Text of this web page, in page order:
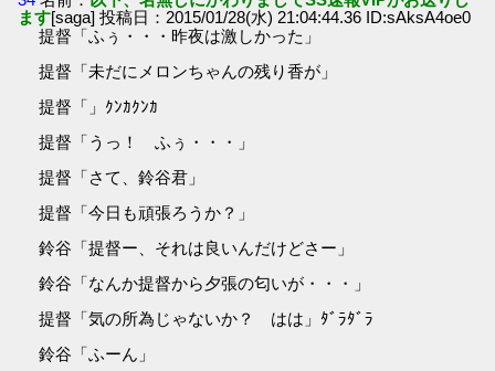
ます[saga] 投稿日：2015/01/28(水) 21:04:44.36 ID:sAksA4oe0
提督「ふぅ・・・昨夜は激しかった」
提督「未だにメロンちゃんの残り香が」
提督「」ｸﾝｶｸﾝｶ
提督「うっ！ ふぅ・・・」
提督「さて、鈴谷君」
提督「今日も頑張ろうか？」
鈴谷「提督ー、それは良いんだけどさー」
鈴谷「なんか提督から夕張の匂いが・・・」
提督「気の所為じゃないか？ はは」ﾀﾞﾗﾀﾞﾗ
鈴谷「ふーん」